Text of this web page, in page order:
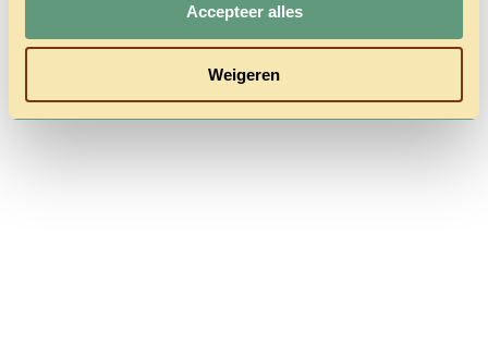
Accepteer alles
Weigeren